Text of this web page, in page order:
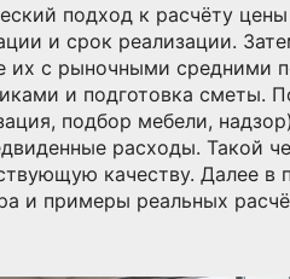
подход к расчёту
и срок реализации.
их с рыночными средними
и подготовка сметы.
подбор мебели,
расходы. Такой
качеству. Далее в
и примеры реальных